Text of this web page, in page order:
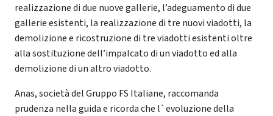
realizzazione di due nuove gallerie, l’adeguamento di due
gallerie esistenti, la realizzazione di tre nuovi viadotti, la
demolizione e ricostruzione di tre viadotti esistenti oltre
alla sostituzione dell’impalcato di un viadotto ed alla
demolizione di un altro viadotto.
Anas, società del Gruppo FS Italiane, raccomanda
prudenza nella guida e ricorda che l`evoluzione della